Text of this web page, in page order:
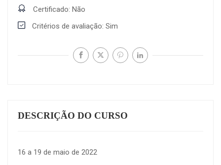
DESCRIÇÃO DO CURSO
16 a 19 de maio de 2022
Certificado Não
Critérios de avaliação Sim